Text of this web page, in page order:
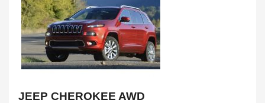
JEEP CHEROKEE AWD